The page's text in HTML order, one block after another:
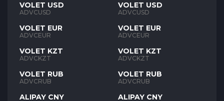
VOLET USD
ADVCUSD
VOLET EUR
ADVCEUR
VOLET KZT
ADVCKZT
VOLET RUB
ADVCRUB
ALIPAY CNY
VOLET USD
ADVCUSD
VOLET EUR
ADVCEUR
VOLET KZT
ADVCKZT
VOLET RUB
ADVCRUB
ALIPAY CNY